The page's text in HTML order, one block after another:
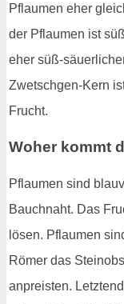
Pflaumen eher
der Pflaumen ist
eher süß-
Zwetschgen-Kern
Frucht.
Woher kommt
Pflaumen sind
Bauchnaht. Das
lösen. Pflaumen
Römer das
anpreisten.